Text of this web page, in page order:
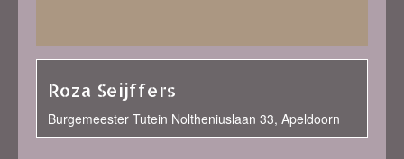
Roza Seijffers
Burgemeester Tutein Noltheniuslaan 33, Apeldoorn